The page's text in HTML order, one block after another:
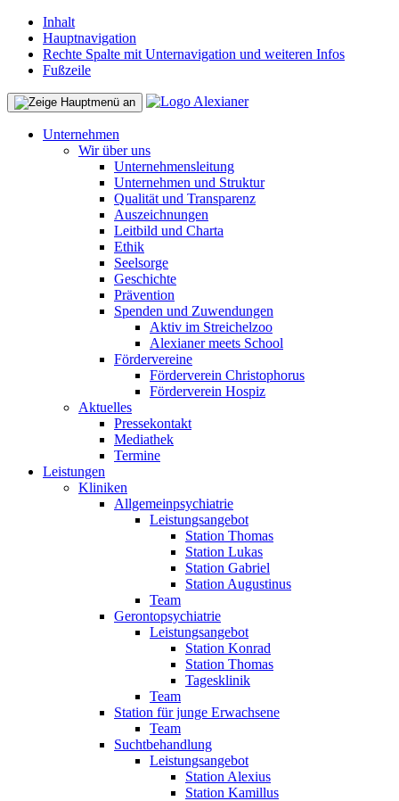
Inhalt
Hauptnavigation
Rechte Spalte mit Unternavigation und weiteren Infos
Fußzeile
Unternehmen
Wir über uns
Unternehmensleitung
Unternehmen und Struktur
Qualität und Transparenz
Auszeichnungen
Leitbild und Charta
Ethik
Seelsorge
Geschichte
Prävention
Spenden und Zuwendungen
Aktiv im Streichelzoo
Alexianer meets School
Fördervereine
Förderverein Christophorus
Förderverein Hospiz
Aktuelles
Pressekontakt
Mediathek
Termine
Leistungen
Kliniken
Allgemeinpsychiatrie
Leistungsangebot
Station Thomas
Station Lukas
Station Gabriel
Station Augustinus
Team
Gerontopsychiatrie
Leistungsangebot
Station Konrad
Station Thomas
Tagesklinik
Team
Station für junge Erwachsene
Team
Suchtbehandlung
Leistungsangebot
Station Alexius
Station Kamillus